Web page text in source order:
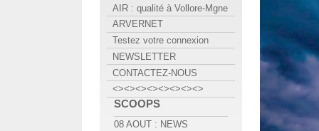
AIR : qualité à Vollore-Mgne
ARVERNET
Testez votre connexion
NEWSLETTER
CONTACTEZ-NOUS
<><><><><><><><>
SCOOPS
08 AOUT : NEWS